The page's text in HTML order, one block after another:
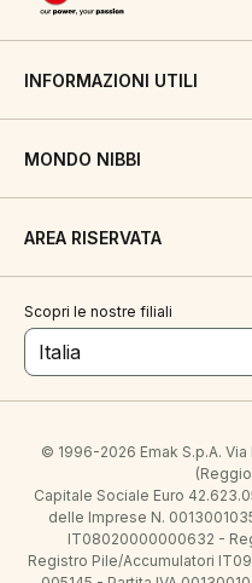
INFORMAZIONI UTILI
MONDO NIBBI
AREA RISERVATA
Scopri le nostre filiali
Italia
© 1996-2026 Emak S.p.A. Via
Capitale Sociale Euro
delle Imprese N.
IT08020000000632 -
Registro Pile/Accumulatori